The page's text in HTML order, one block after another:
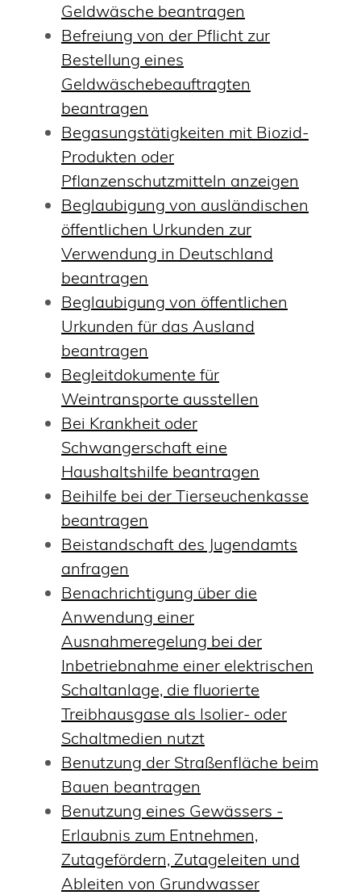
Geldwäsche beantragen
Befreiung von der Pflicht zur
Bestellung eines
Geldwäschebeauftragten
beantragen
Begasungstätigkeiten mit Biozid-
Produkten oder
Pflanzenschutzmitteln anzeigen
Beglaubigung von ausländischen
öffentlichen Urkunden zur
Verwendung in Deutschland
beantragen
Beglaubigung von öffentlichen
Urkunden für das Ausland
beantragen
Begleitdokumente für
Weintransporte ausstellen
Bei Krankheit oder
Schwangerschaft eine
Haushaltshilfe beantragen
Beihilfe bei der Tierseuchenkasse
beantragen
Beistandschaft des Jugendamts
anfragen
Benachrichtigung über die
Anwendung einer
Ausnahmeregelung bei der
Inbetriebnahme einer elektrischen
Schaltanlage, die fluorierte
Treibhausgase als Isolier- oder
Schaltmedien nutzt
Benutzung der Straßenfläche beim
Bauen beantragen
Benutzung eines Gewässers -
Erlaubnis zum Entnehmen,
Zutagefördern, Zutageleiten und
Ableiten von Grundwasser